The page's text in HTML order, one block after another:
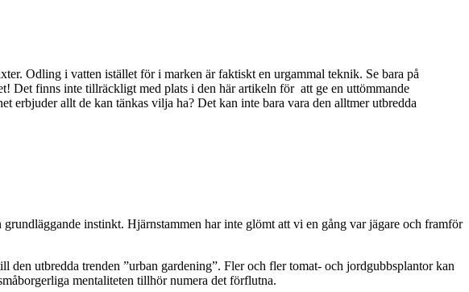
Odling i vatten istället för i marken är faktiskt en urgammal teknik. Se bara på
Det finns inte tillräckligt med plats i den här artikeln för att ge en uttömmande
erbjuder allt de kan tänkas vilja ha? Det kan inte bara vara den alltmer utbredda
instinkt. Hjärnstammen har inte glömt att vi en gång var jägare och framför
utbredda trenden ”urban gardening”. Fler och fler tomat- och jordgubbsplantor kan
mentaliteten tillhör numera det förflutna.